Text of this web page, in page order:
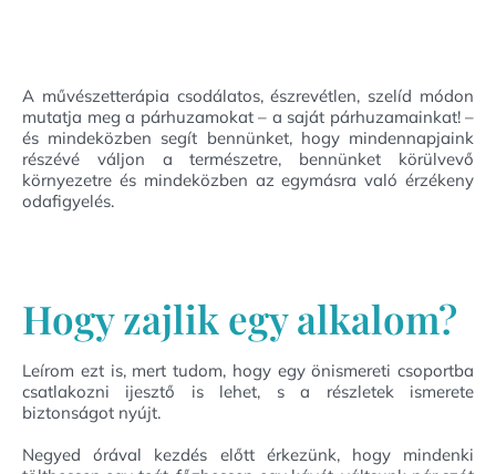
A művészetterápia csodálatos, észrevétlen, szelíd módon
mutatja meg a párhuzamokat – a saját párhuzamainkat! –
és mindeközben segít bennünket, hogy mindennapjaink
részévé váljon a természetre, bennünket körülvevő
környezetre és mindeközben az egymásra való érzékeny
odafigyelés.
Hogy zajlik egy alkalom?
Leírom ezt is, mert tudom, hogy egy önismereti csoportba
csatlakozni ijesztő is lehet, s a részletek ismerete
biztonságot nyújt.
Negyed órával kezdés előtt érkezünk, hogy mindenki